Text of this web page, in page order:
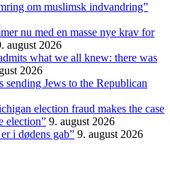
om muslimsk indvandring”
nu med en masse nye krav for
august 2026
what we all knew: there was
2026
sending Jews to the Republican
election fraud makes the case
election” 9. august 2026
i dødens gab” 9. august 2026